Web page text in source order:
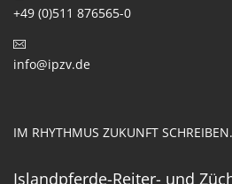
+49 (0)511 876565-0
info@ipzv.de
IM RHYTHMUS ZUKUNFT SCHREIBEN.
Islandpferde-Reiter- und